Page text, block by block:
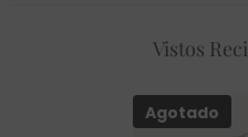
Vistos
Agotado